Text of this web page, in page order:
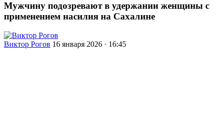
Мужчину подозревают в удержании женщины с
применением насилия на Сахалине
Виктор Рогов 16 января 2026 · 16:45